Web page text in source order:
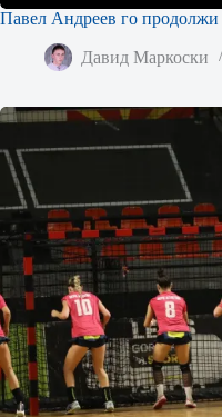
Павел Андреев го
Давид Маркоски